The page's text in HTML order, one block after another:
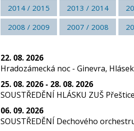
2014 / 2015
2013 / 2014
2008 / 2009
2007 / 2008
22. 08. 2026
Hradozámecká noc - Ginevra,
25. 08. 2026 - 28. 08. 2026
SOUSTŘEDĚNÍ HLÁSKU ZUŠ
06. 09. 2026
SOUSTŘEDĚNÍ Dechového